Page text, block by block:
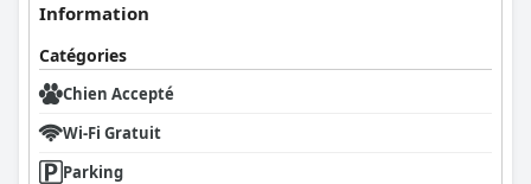
Information
Catégories
Chien Accepté
Wi-Fi Gratuit
Parking